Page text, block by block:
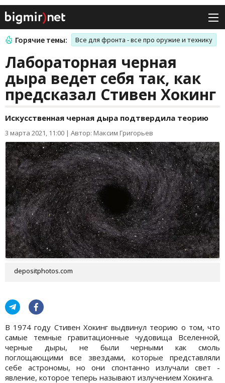
Горячие темы: Все для фронта - все про оружие и технику
Лабораторная черная
дыра ведет себя так, как
предсказал Стивен Хокинг
Искусственная черная дыра подтвердила теорию
3 марта 2021, 11:00 | Автор: Максим Григорьев
depositphotos.com
В 1974 году Стивен Хокинг выдвинул теорию о том, что
самые темные гравитационные чудовища Вселенной,
черные дыры, не были черными как смоль
поглощающими все звездами, которые представляли
себе астрономы, но они спонтанно излучали свет -
явление, которое теперь называют излучением Хокинга.